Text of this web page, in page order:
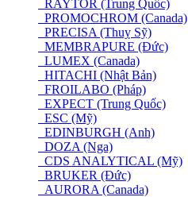
RAYTOR (Trung Quốc)
PROMOCHROM (Canada)
PRECISA (Thuỵ Sỹ)
MEMBRAPURE (Đức)
LUMEX (Canada)
HITACHI (Nhật Bản)
FROILABO (Pháp)
EXPECT (Trung Quốc)
ESC (Mỹ)
EDINBURGH (Anh)
DOZA (Nga)
CDS ANALYTICAL (Mỹ)
BRUKER (Đức)
AURORA (Canada)